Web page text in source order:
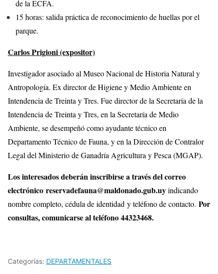
de la ECFA.
15 horas: salida práctica de reconocimiento de huellas por el
parque.
Carlos Prigioni (expositor)
Investigador asociado al Museo Nacional de Historia Natural y
Antropología. Ex director de Higiene y Medio Ambiente en
Intendencia de Treinta y Tres. Fue director de la Secretaría de la
Intendencia de Treinta y Tres, en la Secretaría de Medio
Ambiente, se desempeñó como ayudante técnico en
Departamento Técnico de Fauna, y en la Dirección de Contralor
Legal del Ministerio de Ganadría Agricultura y Pesca (MGAP).
Los interesados deberán inscribirse a través del correo
electrónico reservadefauna@maldonado.gub.uyindicando
nombre completo, cédula de identidad y teléfono de contacto. Por
consultas, comunicarse al teléfono 44323468.
Categorías: DEPARTAMENTALES